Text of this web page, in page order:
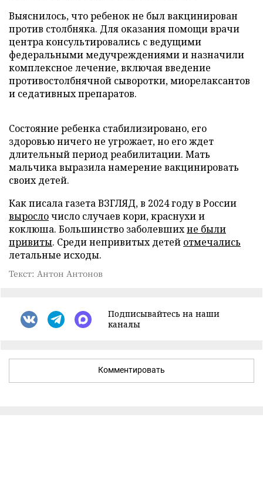
Выяснилось, что ребенок не был вакцинирован
против столбняка. Для оказания помощи врачи
центра консультировались с ведущими
федеральными медучреждениями и назначили
комплексное лечение, включая введение
противостолбнячной сыворотки, миорелаксантов
и седативных препаратов.
Состояние ребенка стабилизировано, его
здоровью ничего не угрожает, но его ждет
длительный период реабилитации. Мать
мальчика выразила намерение вакцинировать
своих детей.
Как писала газета ВЗГЛЯД, в 2024 году в России
вырослочисло случаев кори, краснухи и
коклюша. Большинство заболевшихне были
привиты. Среди непривитых детей отмечались
летальные исходы.
Текст: Антон Антонов
Подписывайтесь на наши
каналы
Комментировать